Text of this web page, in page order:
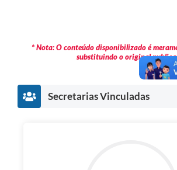
* Nota: O conteúdo disponibilizado é
substituindo o original
Secretarias Vinculadas